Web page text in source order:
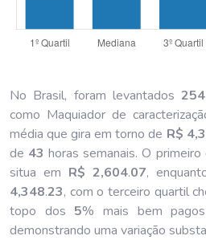
No Brasil, foram levantados254
como Maquiador de
média que gira em torno de R$
de 43 horas semanais. O
situa em R$ 2,604.07,
4,348.23, com o terceiro quartil
topo dos 5% mais bem
demonstrando uma variação